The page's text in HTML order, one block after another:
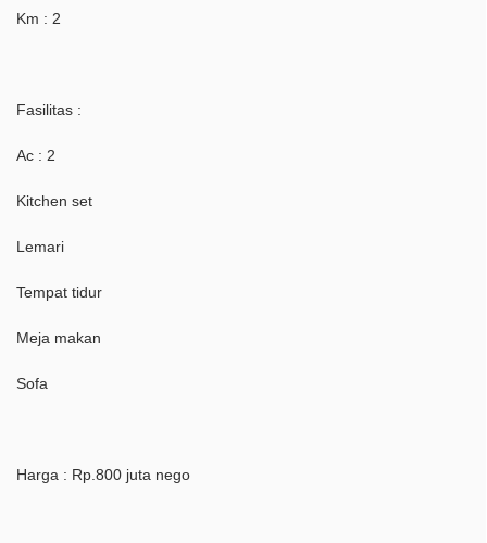
Km : 2
Fasilitas :
Ac : 2
Kitchen set
Lemari
Tempat tidur
Meja makan
Sofa
Harga : Rp.800 juta nego